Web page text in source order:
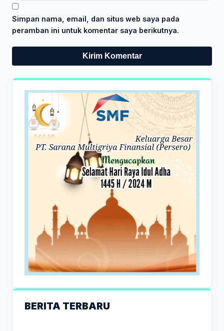
Simpan nama, email, dan situs web saya pada
peramban ini untuk komentar saya berikutnya.
BERITA TERBARU